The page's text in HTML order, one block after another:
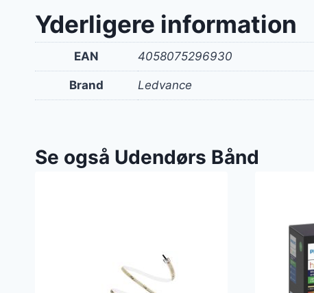
Yderligere information
EAN 4058075296930
Brand Ledvance
Se også Udendørs Bånd